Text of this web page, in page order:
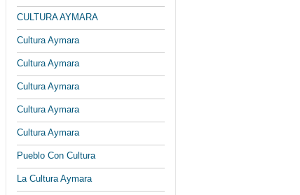
CULTURA AYMARA
Cultura Aymara
Cultura Aymara
Cultura Aymara
Cultura Aymara
Cultura Aymara
Pueblo Con Cultura
La Cultura Aymara